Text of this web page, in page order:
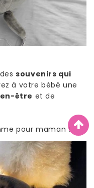
dessouvenirs qui
à votre bébé une
être et de
pour maman !